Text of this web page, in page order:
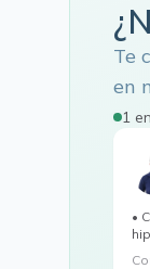
Te
en
1
•